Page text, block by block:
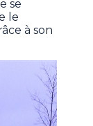
se
le
à son